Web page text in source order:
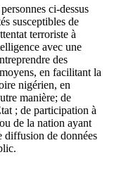
ci-dessus
susceptibles de
terroriste à
avec une
des
en facilitant la
nigérien, en
manière; de
; de participation à
de la nation ayant
diffusion de données